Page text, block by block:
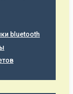
bluetooth